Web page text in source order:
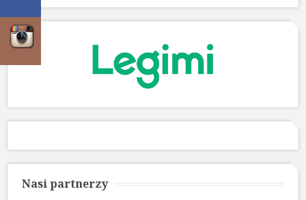
Nasi partnerzy